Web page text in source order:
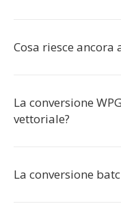
Cosa riesce ancora
La conversione
vettoriale?
La conversione